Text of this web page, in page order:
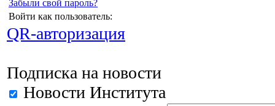
Забыли свой пароль?
Войти как пользователь:
QR-авторизация
Подписка на новости
Новости Института